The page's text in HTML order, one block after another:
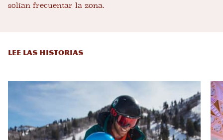
solían frecuentar la zona.
LEE LAS HISTORIAS